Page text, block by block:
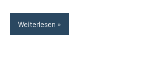
Weiterlesen